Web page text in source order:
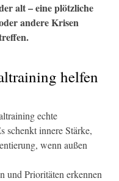
alt – eine plötzliche
andere Krisen
helfen
echte
schenkt innere Stärke,
wenn außen
und Prioritäten erkennen